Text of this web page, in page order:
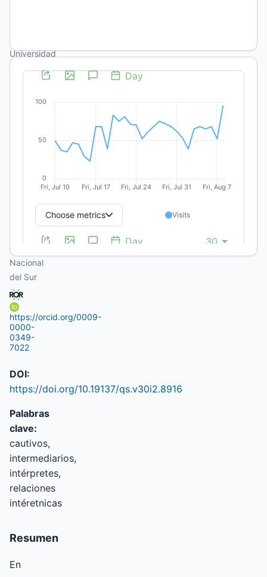
Universidad
Nacional
Humanidades
Mariana
Nacional
del Sur
https://orcid.org/0009-
0000-
0349-
7022
DOI:
https://doi.org/10.19137/qs.v30i2.8916
Palabras
clave:
cautivos,
intermediarios,
intérpretes,
relaciones
intéretnicas
Resumen
En